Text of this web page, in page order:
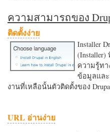
ความสามารถของ
ติดตั้งง่าย
Installer
ความรู้ท
ข้อมูลและ
งานที่เหลือนั้นตัวติดตั้งของ
URL อ่านง่าย